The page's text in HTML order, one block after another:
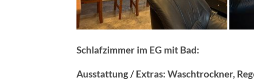
Schlafzimmer im EG mit Bad:
Ausstattung / Extras: Waschtrockner,